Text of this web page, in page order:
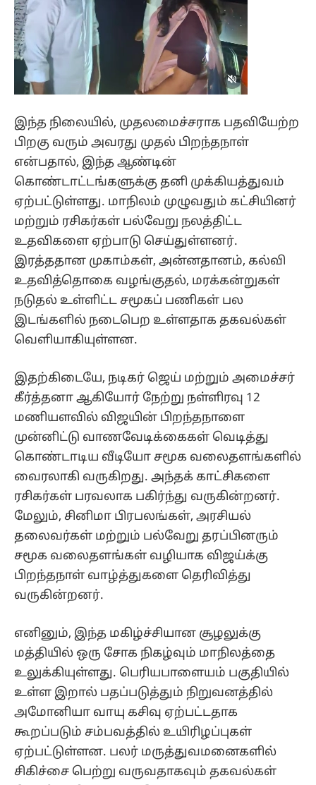
இந்த நிலையில், முதலமைச்சராக பதவியேற்ற
பிறகு வரும் அவரது முதல் பிறந்தநாள்
என்பதால், இந்த ஆண்டின்
கொண்டாட்டங்களுக்கு தனி முக்கியத்துவம்
ஏற்பட்டுள்ளது. மாநிலம் முழுவதும் கட்சியினர்
மற்றும் ரசிகர்கள் பல்வேறு நலத்திட்ட
உதவிகளை ஏற்பாடு செய்துள்ளனர்.
இரத்ததான முகாம்கள், அன்னதானம், கல்வி
உதவித்தொகை வழங்குதல், மரக்கன்றுகள்
நடுதல் உள்ளிட்ட சமூகப் பணிகள் பல
இடங்களில் நடைபெற உள்ளதாக தகவல்கள்
வெளியாகியுள்ளன.
இதற்கிடையே, நடிகர் ஜெய் மற்றும் அமைச்சர்
கீர்த்தனா ஆகியோர் நேற்று நள்ளிரவு 12
மணியளவில் விஜயின் பிறந்தநாளை
முன்னிட்டு வாணவேடிக்கைகள் வெடித்து
கொண்டாடிய வீடியோ சமூக வலைதளங்களில்
வைரலாகி வருகிறது. அந்தக் காட்சிகளை
ரசிகர்கள் பரவலாக பகிர்ந்து வருகின்றனர்.
மேலும், சினிமா பிரபலங்கள், அரசியல்
தலைவர்கள் மற்றும் பல்வேறு தரப்பினரும்
சமூக வலைதளங்கள் வழியாக விஜய்க்கு
பிறந்தநாள் வாழ்த்துகளை தெரிவித்து
வருகின்றனர்.
எனினும், இந்த மகிழ்ச்சியான சூழலுக்கு
மத்தியில் ஒரு சோக நிகழ்வும் மாநிலத்தை
உலுக்கியுள்ளது. பெரியபாளையம் பகுதியில்
உள்ள இறால் பதப்படுத்தும் நிறுவனத்தில்
அமோனியா வாயு கசிவு ஏற்பட்டதாக
கூறப்படும் சம்பவத்தில் உயிரிழப்புகள்
ஏற்பட்டுள்ளன. பலர் மருத்துவமனைகளில்
சிகிச்சை பெற்று வருவதாகவும் தகவல்கள்